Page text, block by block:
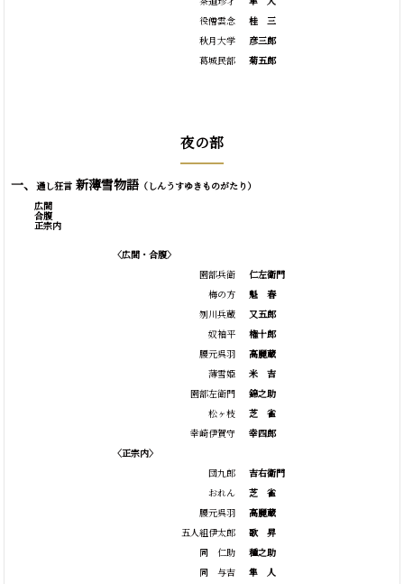
役僧雲念
秋月大学
葛城民部
桂
三
彦三郎
菊五郎
夜の部
一、 通し狂言新薄雪物語（しんうすゆきものがたり）
広間
合腹
正宗内
〈広間・合腹〉
〈正宗内〉
園部兵衛
梅の方
刎川兵蔵
奴袖平
腰元呉羽
薄雪姫
園部左衛門
松ヶ枝
幸崎伊賀守
団九郎
おれん
腰元呉羽
五人組伊太郎
同 仁助
同 与吉
仁左衛門
魁
春
又五郎
権十郎
高麗蔵
米
吉
錦之助
芝
雀
幸四郎
吉右衛門
芝
雀
高麗蔵
歌
昇
種之助
隼
人